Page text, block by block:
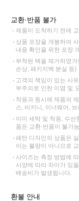
교환·반품 불가
제품이 도착하기 전에
상품 포장을 개봉하여
내용 확인을 위한 포장
부착된 택을 제거하였
손상, 패키지백 분실 등)
고객의 책임이 있는 사
부주의로 인한 이염 및
착용과 동시에 제품의
스, 비키니, 이너웨어,
이미 세탁 및 착용, 수선
품은 교환·반품이 불가
패턴 디자인의 상품은
이는 불량이 아니므로
사이즈는 측정 방법에
사양에 따라 차이가 있
배송비가 발생됩니다.
환불 안내